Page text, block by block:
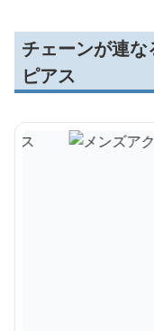
チェーンが連
ピアス